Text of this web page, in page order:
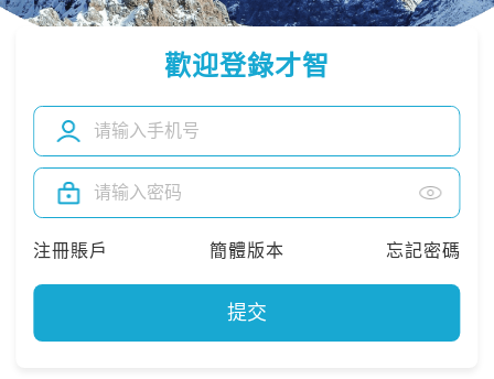
歡迎登錄才智
注冊賬戶 簡體版本 忘記密碼